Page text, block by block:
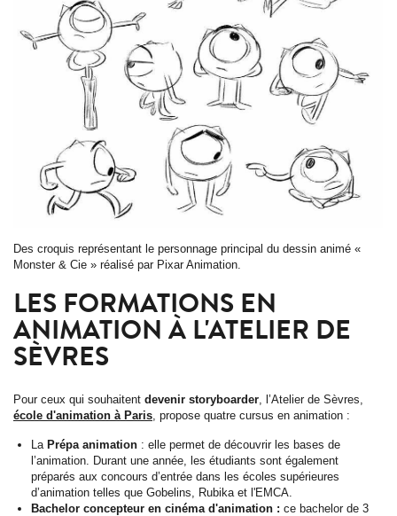
Des croquis représentant le personnage principal du dessin animé «
Monster & Cie » réalisé par Pixar Animation.
LES FORMATIONS EN
ANIMATION À L'ATELIER DE
SÈVRES
Pour ceux qui souhaitent devenir storyboarder , l’Atelier de Sèvres,
école d'animation à Paris , propose quatre cursus en animation :
La Prépa animation : elle permet de découvrir les bases de
l’animation. Durant une année, les étudiants sont également
préparés aux concours d’entrée dans les écoles supérieures
d’animation telles que Gobelins, Rubika et l'EMCA.
Bachelor concepteur en cinéma d'animation : ce bachelor de 3